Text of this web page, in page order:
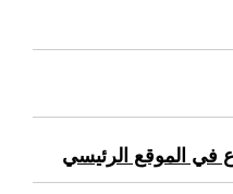
في الموقع الرئيسي